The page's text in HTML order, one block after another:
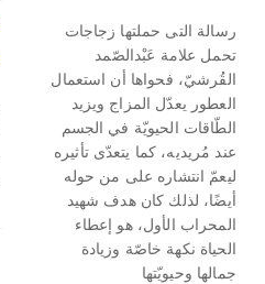
رسالة التى حملتها زجاجات
تحمل علامة عَبْدالصّمد
القُرشيّ، فحواها أن استعمال
العطور يعدّل المزاج ويزيد
الطّاقات الحيويّة في الجسم
عند مُريديه، كما يتعدّى تأثيره
ليعمّ انتشاره على من حوله
أيضًا، لذلك كان هدف شهيد
المحراب الأول، هو إعطاء
الحياة نكهة خاصّة وزيادة
جمالها وحيويّتها